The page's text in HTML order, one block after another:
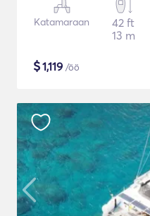
Katamaraan
42 ft
13 m
$1,119 /öö